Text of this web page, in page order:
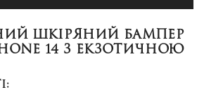
ШКІРЯНИЙ БАМПЕР
14 З ЕКЗОТИЧНОЮ